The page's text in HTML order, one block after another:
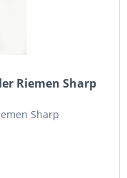
Riemen Sharp
Sharp